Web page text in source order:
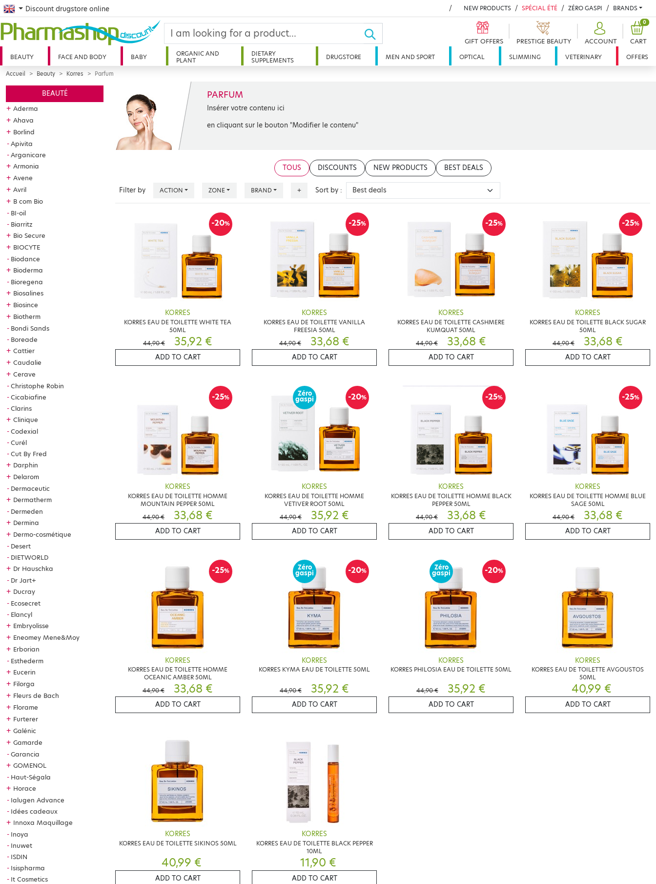
English
Discount drugstore online NEW PRODUCTS SPÉCIAL ÉTÉ ZÉRO GASPI BRANDS
GIFT OFFERS PRESTIGE BEAUTY ACCOUNT CART
0
BEAUTY FACE AND BODY BABY
ORGANIC AND
PLANT
DIETARY
SUPPLEMENTS
DRUGSTORE MEN AND SPORT OPTICAL SLIMMING VETERINARY OFFERS
Accueil Beauty Korres Parfum
BEAUTÉ
+ Aderma
+ Ahava
+ Borlind
Apivita
Arganicare
+ Armonia
+ Avene
+ Avril
+ B com Bio
BI-oil
Biarritz
+ Bio Secure
+ BIOCYTE
Biodance
+ Bioderma
Bioregena
+ Biosalines
+ Biosince
+ Biotherm
Bondi Sands
Boreade
+ Cattier
+ Caudalie
+ Cerave
Christophe Robin
Cicabiafine
Clarins
+ Clinique
Codexial
Curél
Cut By Fred
+ Darphin
+ Delarom
Dermaceutic
+ Dermatherm
Dermeden
+ Dermina
+ Dermo-cosmétique
Desert
DIETWORLD
+ Dr Hauschka
Dr Jart+
+ Ducray
Ecosecret
Elancyl
+ Embryolisse
+ Eneomey Mene&Moy
+ Erborian
Esthederm
+ Eucerin
+ Filorga
+ Fleurs de Bach
+ Florame
+ Furterer
+ Galénic
+ Gamarde
Garancia
+ GOMENOL
Haut-Ségala
+ Horace
Ialugen Advance
Idées cadeaux
+ Innoxa Maquillage
Inoya
Inuwet
ISDIN
Isispharma
It Cosmetics
PARFUM
Insérer votre contenu ici
en cliquant sur le bouton "Modifier le contenu"
TOUS DISCOUNTS NEW PRODUCTS BEST DEALS
Filter by ACTION ZONE BRAND + Sort by :
-20%
KORRES
KORRES EAU DE TOILETTE WHITE TEA
50ML
44,90 €
35,92 €
ADD TO CART
-25%
KORRES
KORRES EAU DE TOILETTE VANILLA
FREESIA 50ML
44,90 €
33,68 €
ADD TO CART
-25%
KORRES
KORRES EAU DE TOILETTE CASHMERE
KUMQUAT 50ML
44,90 €
33,68 €
ADD TO CART
-25%
KORRES
KORRES EAU DE TOILETTE BLACK SUGAR
50ML
44,90 €
33,68 €
ADD TO CART
-25%
KORRES
KORRES EAU DE TOILETTE HOMME
MOUNTAIN PEPPER 50ML
44,90 €
33,68 €
ADD TO CART
-20%
Zéro
gaspi
KORRES
KORRES EAU DE TOILETTE HOMME
VETIVER ROOT 50ML
44,90 €
35,92 €
ADD TO CART
-25%
KORRES
KORRES EAU DE TOILETTE HOMME BLACK
PEPPER 50ML
44,90 €
33,68 €
ADD TO CART
-25%
KORRES
KORRES EAU DE TOILETTE HOMME BLUE
SAGE 50ML
44,90 €
33,68 €
ADD TO CART
-25%
KORRES
KORRES EAU DE TOILETTE HOMME
OCEANIC AMBER 50ML
44,90 €
33,68 €
ADD TO CART
-20%
Zéro
gaspi
KORRES
KORRES KYMA EAU DE TOILETTE 50ML
44,90 € 35,92 €
ADD TO CART
-20%
Zéro
gaspi
KORRES
KORRES PHILOSIA EAU DE TOILETTE 50ML
44,90 € 35,92 €
ADD TO CART
KORRES
KORRES EAU DE TOILETTE AVGOUSTOS
50ML
40,99 €
ADD TO CART
KORRES
KORRES EAU DE TOILETTE SIKINOS 50ML
40,99 €
ADD TO CART
KORRES
KORRES EAU DE TOILETTE BLACK PEPPER
10ML
11,90 €
ADD TO CART